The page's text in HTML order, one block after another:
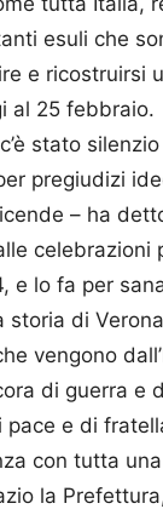
esuli che
e ricostruirsi
al 25 febbraio.
stato
pregiudizi
– ha
e lo fa per
storia di
vengono
di guerra e
e di
con tutta
la